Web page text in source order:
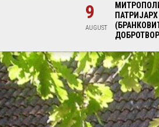
9
AUGUST
ДОБРОТВОР